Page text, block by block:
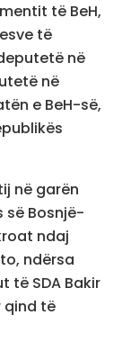
të BeH,
të
në
në
e BeH-së,
në garën
së Bosnjë-
ndaj
ndërsa
të SDA Bakir
qind të